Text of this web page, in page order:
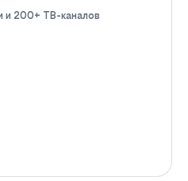
и 200+ ТВ-каналов